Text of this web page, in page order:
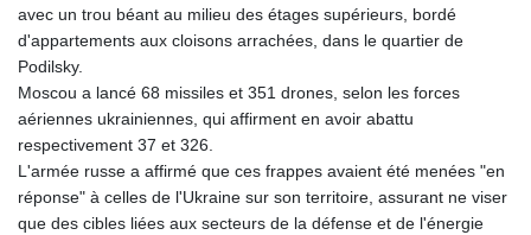
avec un trou béant au milieu des étages supérieurs, bordé
d'appartements aux cloisons arrachées, dans le quartier de
Podilsky.
Moscou a lancé 68 missiles et 351 drones, selon les forces
aériennes ukrainiennes, qui affirment en avoir abattu
respectivement 37 et 326.
L'armée russe a affirmé que ces frappes avaient été menées "en
réponse" à celles de l'Ukraine sur son territoire, assurant ne viser
que des cibles liées aux secteurs de la défense et de l'énergie